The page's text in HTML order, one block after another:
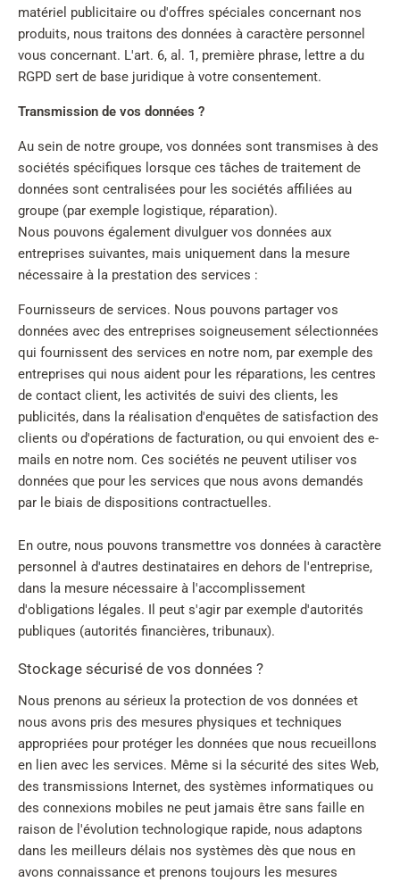
matériel publicitaire ou d'offres spéciales concernant nos
produits, nous traitons des données à caractère personnel
vous concernant. L'art. 6, al. 1, première phrase, lettre a du
RGPD sert de base juridique à votre consentement.
Transmission de vos données ?
Au sein de notre groupe, vos données sont transmises à des
sociétés spécifiques lorsque ces tâches de traitement de
données sont centralisées pour les sociétés affiliées au
groupe (par exemple logistique, réparation).
Nous pouvons également divulguer vos données aux
entreprises suivantes, mais uniquement dans la mesure
nécessaire à la prestation des services :
Fournisseurs de services. Nous pouvons partager vos
données avec des entreprises soigneusement sélectionnées
qui fournissent des services en notre nom, par exemple des
entreprises qui nous aident pour les réparations, les centres
de contact client, les activités de suivi des clients, les
publicités, dans la réalisation d'enquêtes de satisfaction des
clients ou d'opérations de facturation, ou qui envoient des e-
mails en notre nom. Ces sociétés ne peuvent utiliser vos
données que pour les services que nous avons demandés
par le biais de dispositions contractuelles.
En outre, nous pouvons transmettre vos données à caractère
personnel à d'autres destinataires en dehors de l'entreprise,
dans la mesure nécessaire à l'accomplissement
d'obligations légales. Il peut s'agir par exemple d'autorités
publiques (autorités financières, tribunaux).
Stockage sécurisé de vos données ?
Nous prenons au sérieux la protection de vos données et
nous avons pris des mesures physiques et techniques
appropriées pour protéger les données que nous recueillons
en lien avec les services. Même si la sécurité des sites Web,
des transmissions Internet, des systèmes informatiques ou
des connexions mobiles ne peut jamais être sans faille en
raison de l'évolution technologique rapide, nous adaptons
dans les meilleurs délais nos systèmes dès que nous en
avons connaissance et prenons toujours les mesures